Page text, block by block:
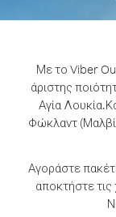
Με το Viber
άριστης
Αγία Λουκία.
Φώκλαντ
Αγοράστε
αποκτήστε